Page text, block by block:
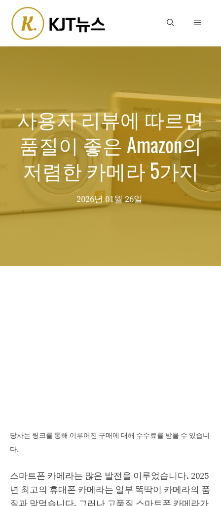
content
Menu
사용자 리뷰에 따르면
품질이 좋은 Amazon의
저렴한 카메라 5가지
2026년 01월 26일
당사는 링크를 통해 이루어진 구매에 대해 수수료를 받을 수 있습니
다.
스마트폰 카메라는 많은 발전을 이루었습니다. 2025
년 최고의 휴대폰 카메라는 일부 똑딱이 카메라의 품
질과 맞먹습니다. 그러나 고품질 스마트폰 카메라가